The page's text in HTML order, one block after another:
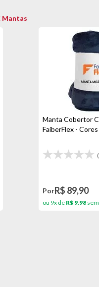
Mantas
Manta Cobertor
FaiberFlex -
PorR$ 89,90
ou 9x de R$ 9,98